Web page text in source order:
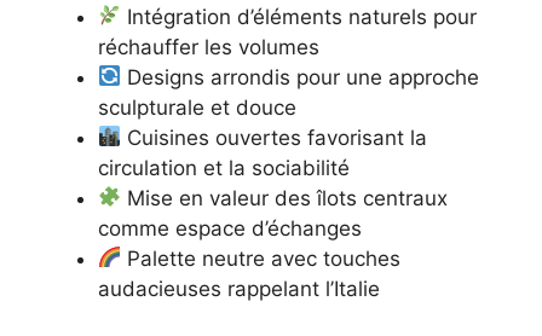
Intégration d’éléments naturels pour
réchauffer les volumes
Designs arrondis pour une approche
sculpturale et douce
Cuisines ouvertes favorisant la
circulation et la sociabilité
Mise en valeur des îlots centraux
comme espace d’échanges
Palette neutre avec touches
audacieuses rappelant l’Italie